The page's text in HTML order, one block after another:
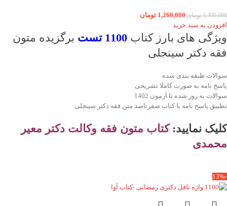
1,400,000 تومان 1,260,000 تومان
افزودن به سبد خرید
ویژگی های بارز کتاب 1100 تست
برگزیده متون
فقه دکتر سینجلی
سوالات طبقه بندی شده
پاسخ نامه به صورت کاملا تشریحی
سوالات به روز شده تا آزمون 1402
تطبیق پاسخ نامه با کتاب صفرتاصد متن فقه دکتر سینجلی
کلیک نمایید: کتاب متون فقه وکالت دکتر معیر
محمدی
-13%